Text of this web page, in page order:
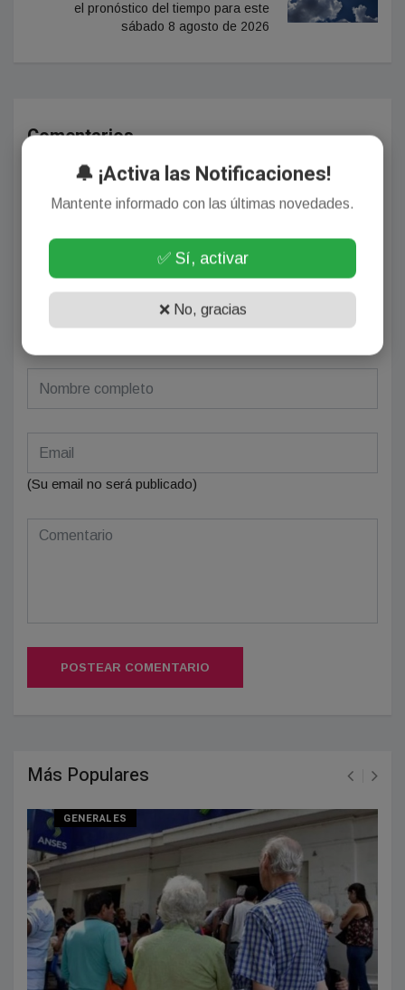
el pronóstico del tiempo para este
sábado 8 agosto de 2026
Comentarios
¡Sin comentarios aún!
Se el primero en comentar este artículo.
Deja tu comentario
(Su email no será publicado)
POSTEAR COMENTARIO
Más Populares
GENERALES
🔔 ¡Activa las Notificaciones!
Mantente informado con las últimas novedades.
✅ Sí, activar
❌ No, gracias